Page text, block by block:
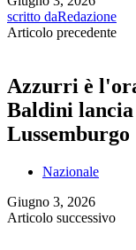
scritto daRedazione
Articolo precedente
Azzurri è
Baldini
Lussemburgo
Nazionale
Giugno 3, 2026
Articolo successivo